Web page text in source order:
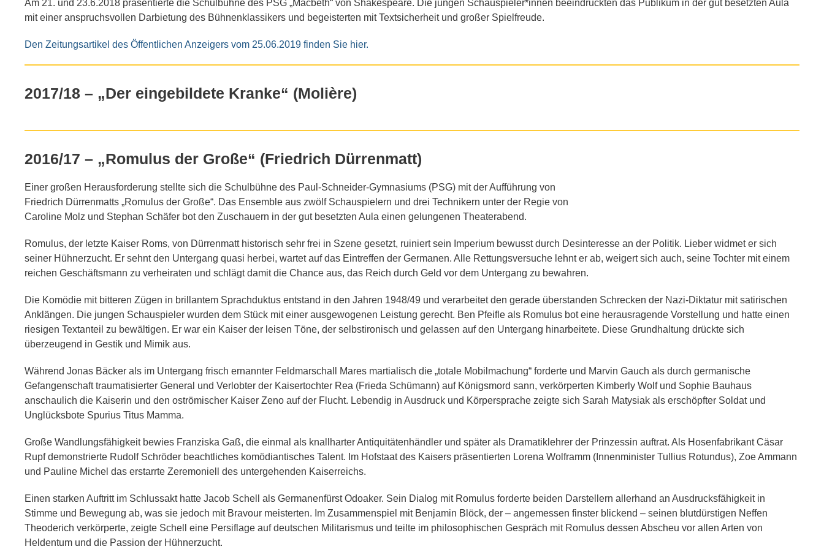
Am 21. und 23.6.2018 präsentierte die Schulbühne des PSG „Macbeth“ von Shakespeare. Die jungen Schauspieler*innen beeindruckten das Publikum in der gut besetzten Aula
mit einer anspruchsvollen Darbietung des Bühnenklassikers und begeisterten mit Textsicherheit und großer Spielfreude.
Den Zeitungsartikel des Öffentlichen Anzeigers vom 25.06.2019 finden Sie hier.
2017/18 – „Der eingebildete Kranke“ (Molière)
2016/17 – „Romulus der Große“ (Friedrich Dürrenmatt)
Einer großen Herausforderung stellte sich die Schulbühne des Paul-Schneider-Gymnasiums (PSG) mit der Aufführung von
Friedrich Dürrenmatts „Romulus der Große“. Das Ensemble aus zwölf Schauspielern und drei Technikern unter der Regie von
Caroline Molz und Stephan Schäfer bot den Zuschauern in der gut besetzten Aula einen gelungenen Theaterabend.
Romulus, der letzte Kaiser Roms, von Dürrenmatt historisch sehr frei in Szene gesetzt, ruiniert sein Imperium bewusst durch Desinteresse an der Politik. Lieber widmet er sich
seiner Hühnerzucht. Er sehnt den Untergang quasi herbei, wartet auf das Eintreffen der Germanen. Alle Rettungsversuche lehnt er ab, weigert sich auch, seine Tochter mit einem
reichen Geschäftsmann zu verheiraten und schlägt damit die Chance aus, das Reich durch Geld vor dem Untergang zu bewahren.
Die Komödie mit bitteren Zügen in brillantem Sprachduktus entstand in den Jahren 1948/49 und verarbeitet den gerade überstanden Schrecken der Nazi-Diktatur mit satirischen
Anklängen. Die jungen Schauspieler wurden dem Stück mit einer ausgewogenen Leistung gerecht. Ben Pfeifle als Romulus bot eine herausragende Vorstellung und hatte einen
riesigen Textanteil zu bewältigen. Er war ein Kaiser der leisen Töne, der selbstironisch und gelassen auf den Untergang hinarbeitete. Diese Grundhaltung drückte sich
überzeugend in Gestik und Mimik aus.
Während Jonas Bäcker als im Untergang frisch ernannter Feldmarschall Mares martialisch die „totale Mobilmachung“ forderte und Marvin Gauch als durch germanische
Gefangenschaft traumatisierter General und Verlobter der Kaisertochter Rea (Frieda Schümann) auf Königsmord sann, verkörperten Kimberly Wolf und Sophie Bauhaus
anschaulich die Kaiserin und den oströmischer Kaiser Zeno auf der Flucht. Lebendig in Ausdruck und Körpersprache zeigte sich Sarah Matysiak als erschöpfter Soldat und
Unglücksbote Spurius Titus Mamma.
Große Wandlungsfähigkeit bewies Franziska Gaß, die einmal als knallharter Antiquitätenhändler und später als Dramatiklehrer der Prinzessin auftrat. Als Hosenfabrikant Cäsar
Rupf demonstrierte Rudolf Schröder beachtliches komödiantisches Talent. Im Hofstaat des Kaisers präsentierten Lorena Wolframm (Innenminister Tullius Rotundus), Zoe Ammann
und Pauline Michel das erstarrte Zeremoniell des untergehenden Kaiserreichs.
Einen starken Auftritt im Schlussakt hatte Jacob Schell als Germanenfürst Odoaker. Sein Dialog mit Romulus forderte beiden Darstellern allerhand an Ausdrucksfähigkeit in
Stimme und Bewegung ab, was sie jedoch mit Bravour meisterten. Im Zusammenspiel mit Benjamin Blöck, der – angemessen finster blickend – seinen blutdürstigen Neffen
Theoderich verkörperte, zeigte Schell eine Persiflage auf deutschen Militarismus und teilte im philosophischen Gespräch mit Romulus dessen Abscheu vor allen Arten von
Heldentum und die Passion der Hühnerzucht.